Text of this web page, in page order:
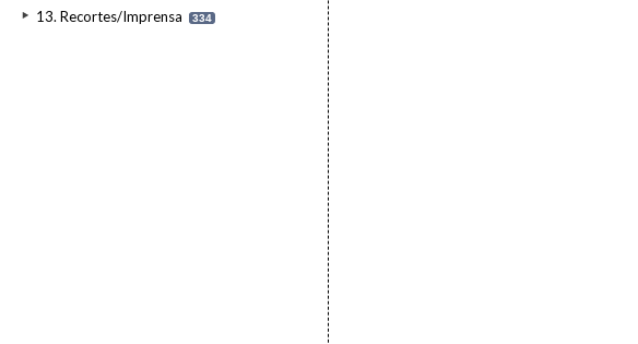
13. Recortes/Imprensa 334